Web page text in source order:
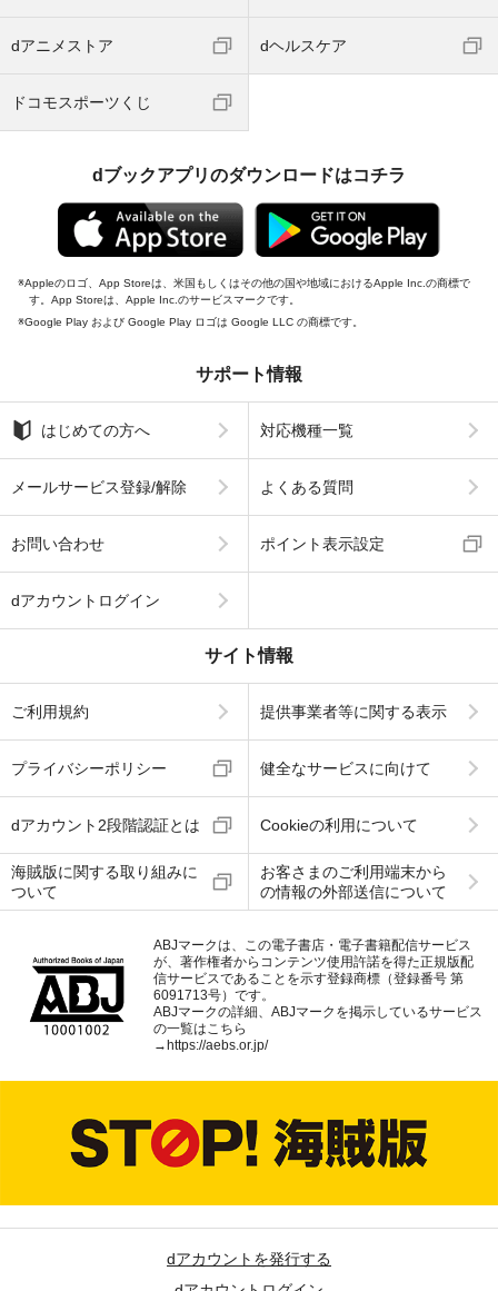
dアニメストア dヘルスケア
ドコモスポーツくじ
dブックアプリのダウンロードはコチラ
Appleのロゴ、App Storeは、米国もしくはその他の国や地域におけるApple Inc.の商標で
す。App Storeは、Apple Inc.のサービスマークです。
Google Play および Google Play ロゴは Google LLC の商標です。
サポート情報
はじめての方へ 対応機種一覧
メールサービス登録/解除 よくある質問
お問い合わせ ポイント表示設定
dアカウントログイン
サイト情報
ご利用規約 提供事業者等に関する表示
プライバシーポリシー 健全なサービスに向けて
dアカウント2段階認証とは Cookieの利用について
海賊版に関する取り組みに
ついて
お客さまのご利用端末から
の情報の外部送信について
ABJマークは、この電子書店・電子書籍配信サービス
が、著作権者からコンテンツ使用許諾を得た正規版配
信サービスであることを示す登録商標（登録番号 第
6091713号）です。
ABJマークの詳細、ABJマークを掲示しているサービス
の一覧はこちら
→ https://aebs.or.jp/
dアカウントを発行する